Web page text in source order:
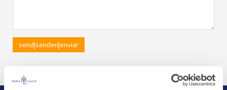
send|senden|enviar